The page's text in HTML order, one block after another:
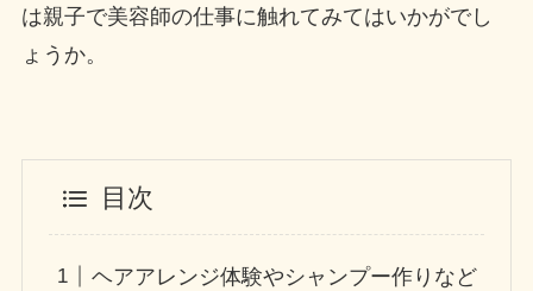
は親子で美容師の仕事に触れてみてはいかがでし
ょうか。
目次
ヘアアレンジ体験やシャンプー作りなど